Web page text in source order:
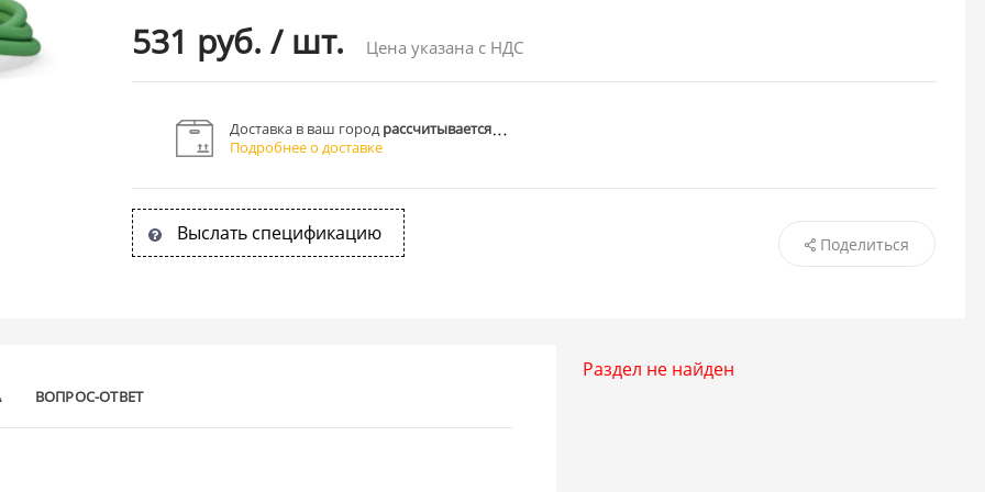
531 руб. / шт. Цена указана с НДС
Доставка в ваш городрассчитывается
Подробнее о доставке
Выслать спецификацию Поделиться
ВОПРОС-ОТВЕТ
Раздел не найден